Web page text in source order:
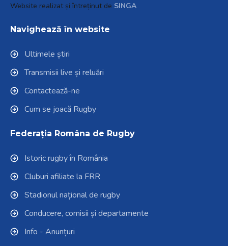
Website realizat și întreținut de SINGA
Navighează în website
Ultimele știri
Transmisii live și reluări
Contactează-ne
Cum se joacă Rugby
Federația Româna de Rugby
Istoric rugby în România
Cluburi afiliate la FRR
Stadionul național de rugby
Conducere, comisii și departamente
Info - Anunțuri